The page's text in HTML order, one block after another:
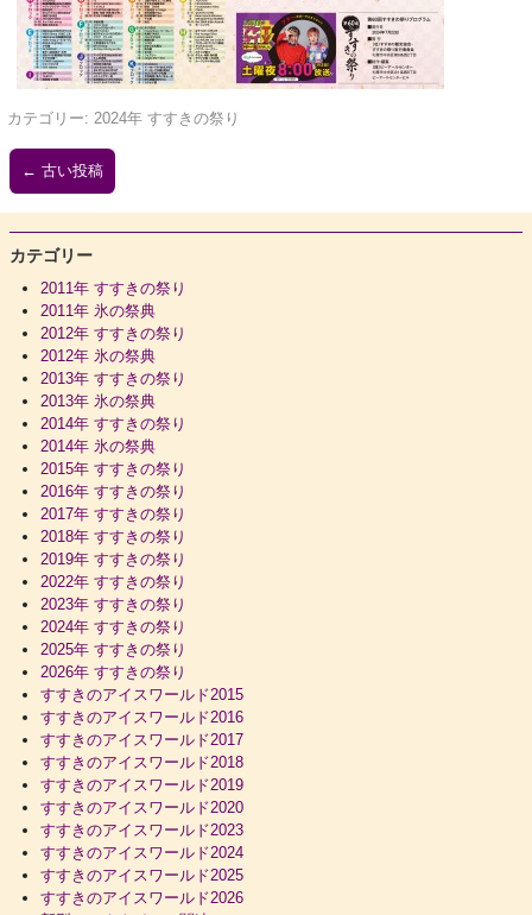
カテゴリー: 2024年 すすきの祭り
← 古い投稿
カテゴリー
2011年 すすきの祭り
2011年 氷の祭典
2012年 すすきの祭り
2012年 氷の祭典
2013年 すすきの祭り
2013年 氷の祭典
2014年 すすきの祭り
2014年 氷の祭典
2015年 すすきの祭り
2016年 すすきの祭り
2017年 すすきの祭り
2018年 すすきの祭り
2019年 すすきの祭り
2022年 すすきの祭り
2023年 すすきの祭り
2024年 すすきの祭り
2025年 すすきの祭り
2026年 すすきの祭り
すすきのアイスワールド2015
すすきのアイスワールド2016
すすきのアイスワールド2017
すすきのアイスワールド2018
すすきのアイスワールド2019
すすきのアイスワールド2020
すすきのアイスワールド2023
すすきのアイスワールド2024
すすきのアイスワールド2025
すすきのアイスワールド2026